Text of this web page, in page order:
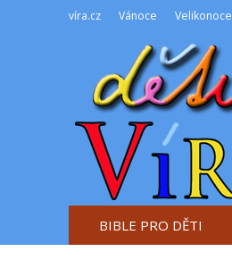
víra.cz Vánoce Velikonoce
BIBLE PRO DĚTI